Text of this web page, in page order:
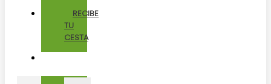
RECIBE
TU
CESTA